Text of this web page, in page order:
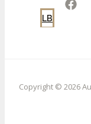
LB
Copyright © 2026